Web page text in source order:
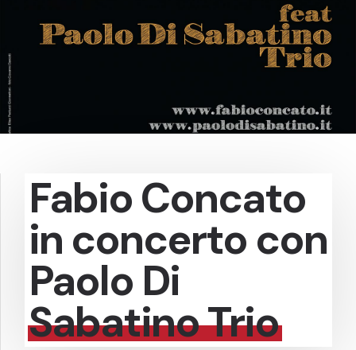
Fabio Concato
in concerto con
Paolo Di
Sabatino Trio